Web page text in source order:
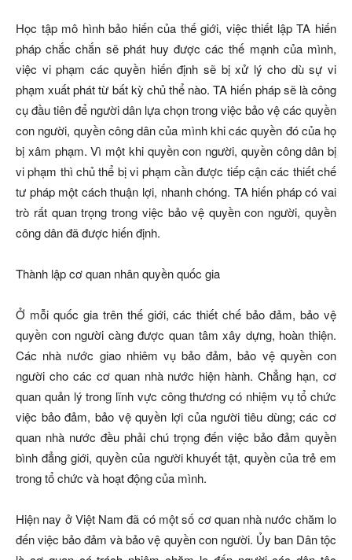
Học tập mô hình bảo hiến của thế giới, việc thiết lập TA hiến
pháp chắc chắn sẽ phát huy được các thế mạnh của mình,
việc vi phạm các quyền hiến định sẽ bị xử lý cho dù sự vi
phạm xuất phát từ bất kỳ chủ thể nào. TA hiến pháp sẽ là công
cụ đầu tiên để người dân lựa chọn trong việc bảo vệ các quyền
con người, quyền công dân của mình khi các quyền đó của họ
bị xâm phạm. Vì một khi quyền con người, quyền công dân bị
vi phạm thì chủ thể bị vi phạm cần được tiếp cận các thiết chế
tư pháp một cách thuận lợi, nhanh chóng. TA hiến pháp có vai
trò rất quan trọng trong việc bảo vệ quyền con người, quyền
công dân đã được hiến định.
Thành lập cơ quan nhân quyền quốc gia
Ở mỗi quốc gia trên thế giới, các thiết chế bảo đảm, bảo vệ
quyền con người càng được quan tâm xây dựng, hoàn thiện.
Các nhà nước giao nhiêm vụ bảo đảm, bảo vệ quyền con
người cho các cơ quan nhà nước hiện hành. Chẳng hạn, cơ
quan quản lý trong lĩnh vực công thương có nhiệm vụ tổ chức
việc bảo đảm, bảo vệ quyền lợi của người tiêu dùng; các cơ
quan nhà nước đều phải chú trọng đến việc bảo đảm quyền
bình đẳng giới, quyền của người khuyết tật, quyền của trẻ em
trong tổ chức và hoạt động của mình.
Hiện nay ở Việt Nam đã có một số cơ quan nhà nước chăm lo
đến việc bảo đảm và bảo vệ quyền con người. Ủy ban Dân tộc